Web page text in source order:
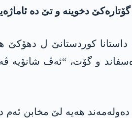
دخوینە و تێ دە
بارزانی، شانۆیا داستانا
و گۆت، “ئەڤ شانۆیە
ھەیە لێ مخابن ئەم